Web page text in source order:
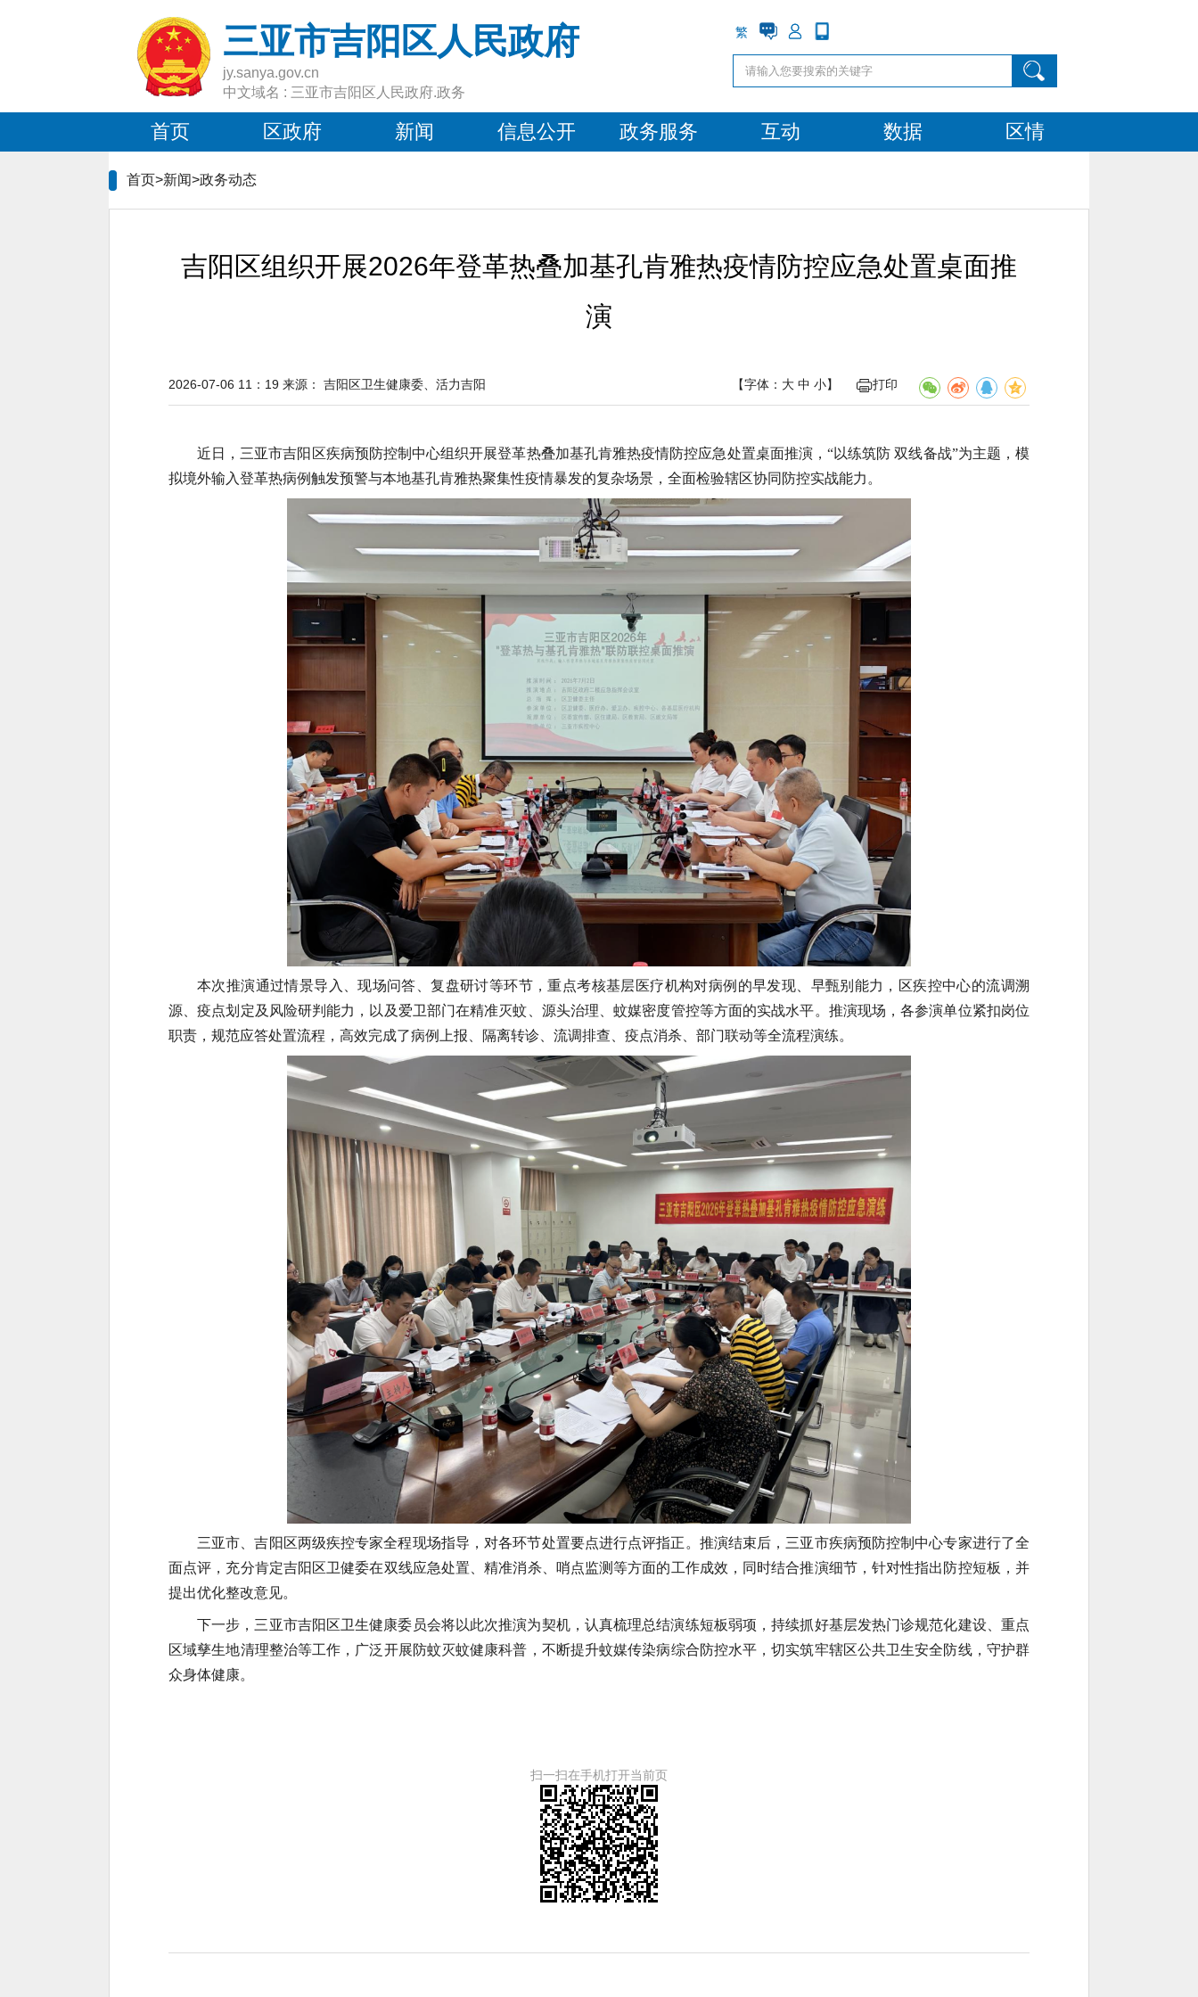
三亚市吉阳区人民政府
jy.sanya.gov.cn
中文域名 : 三亚市吉阳区人民政府.政务
繁
首页 区政府 新闻 信息公开 政务服务 互动 数据 区情
首页>新闻>政务动态
吉阳区组织开展2026年登革热叠加基孔肯雅热疫情防控应急处置桌面推
演
【字体： 大 中 小】 打印
2026-07-06 11：19 来源： 吉阳区卫生健康委、活力吉阳
近日，三亚市吉阳区疾病预防控制中心组织开展登革热叠加基孔肯雅热疫情防控应急处置桌面推演，“以练筑防 双线备战”为主题，模
拟境外输入登革热病例触发预警与本地基孔肯雅热聚集性疫情暴发的复杂场景，全面检验辖区协同防控实战能力。
本次推演通过情景导入、现场问答、复盘研讨等环节，重点考核基层医疗机构对病例的早发现、早甄别能力，区疾控中心的流调溯
源、疫点划定及风险研判能力，以及爱卫部门在精准灭蚊、源头治理、蚊媒密度管控等方面的实战水平。推演现场，各参演单位紧扣岗位
职责，规范应答处置流程，高效完成了病例上报、隔离转诊、流调排查、疫点消杀、部门联动等全流程演练。
三亚市、吉阳区两级疾控专家全程现场指导，对各环节处置要点进行点评指正。推演结束后，三亚市疾病预防控制中心专家进行了全
面点评，充分肯定吉阳区卫健委在双线应急处置、精准消杀、哨点监测等方面的工作成效，同时结合推演细节，针对性指出防控短板，并
提出优化整改意见。
下一步，三亚市吉阳区卫生健康委员会将以此次推演为契机，认真梳理总结演练短板弱项，持续抓好基层发热门诊规范化建设、重点
区域孳生地清理整治等工作，广泛开展防蚊灭蚊健康科普，不断提升蚊媒传染病综合防控水平，切实筑牢辖区公共卫生安全防线，守护群
众身体健康。
扫一扫在手机打开当前页